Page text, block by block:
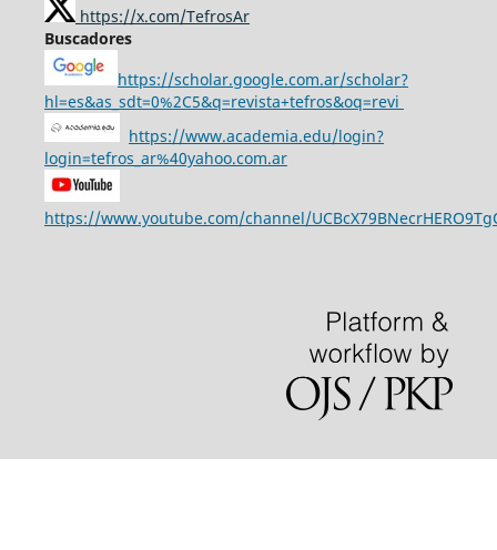
https://x.com/TefrosAr
Buscadores
https://scholar.google.com.ar/scholar?
hl=es&as_sdt=0%2C5&q=revista+tefros&oq=revi
https://www.academia.edu/login?
login=tefros_ar%40yahoo.com.ar
https://www.youtube.com/channel/